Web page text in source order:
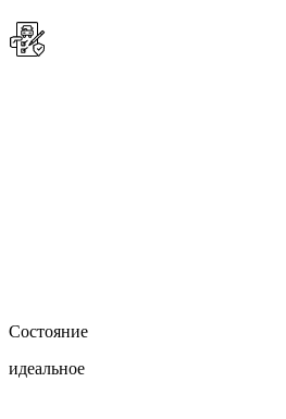
Состояние
идеальное